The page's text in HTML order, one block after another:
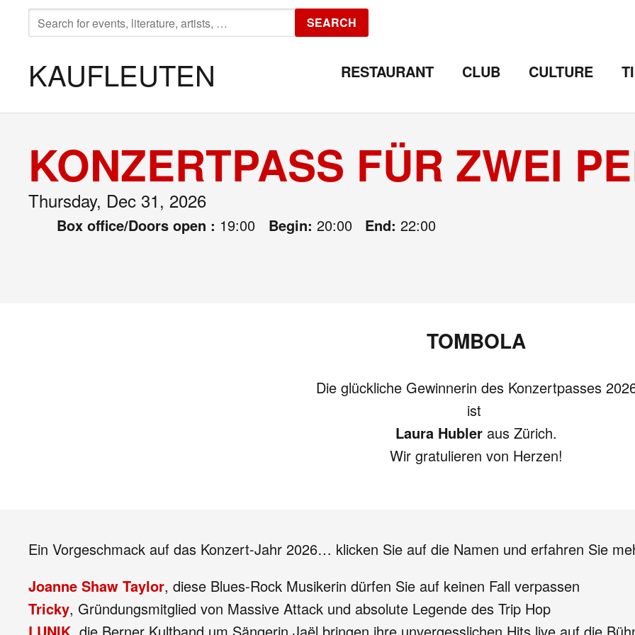
SEARCH
FOR:
SEARCH
KAUFLEUTEN RESTAURANT CLUB CULTURE
KONZERTPASS FÜR ZWEI
Thursday, Dec 31, 2026
Box office/Doors open : 19:00 Begin: 20:00 End: 22:00
TOMBOLA
Die glückliche Gewinnerin des Konzertpasses
ist
Laura Hubler aus Zürich.
Wir gratulieren von Herzen!
Ein Vorgeschmack auf das Konzert-Jahr 2026… klicken Sie auf die Namen und erfahren Sie
Joanne Shaw Taylor, diese Blues-Rock Musikerin dürfen Sie auf keinen Fall verpassen
Tricky, Gründungsmitglied von Massive Attack und absolute Legende des Trip Hop